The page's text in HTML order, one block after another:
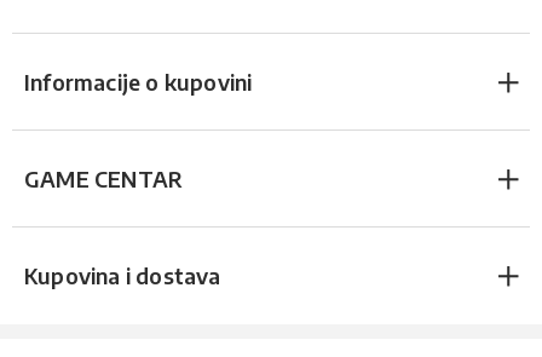
Informacije o kupovini
GAME CENTAR
Kupovina i dostava